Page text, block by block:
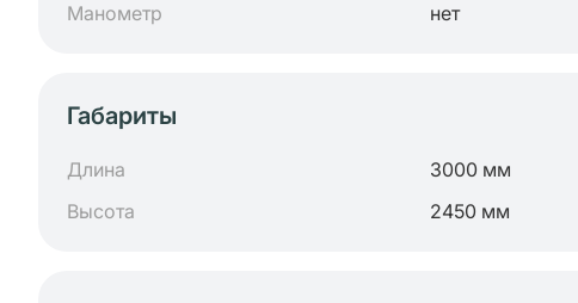
Манометр нет
Габариты
Длина 3000 мм
Высота
2450 мм